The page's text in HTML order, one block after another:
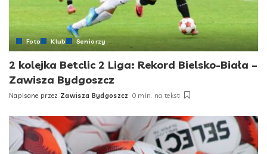
Foto Klub Seniorzy
2 kolejka Betclic 2 Liga: Rekord Bielsko-Biała –
Zawisza Bydgoszcz
Posted
Napisane przez Zawisza Bydgoszcz 0 min. na tekst